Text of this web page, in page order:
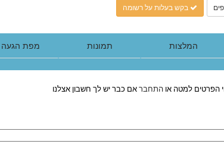
בקש בעלות על רשומה
המלצות תמונות מפת הגעה
הפרטים למטה או התחבראם כבר יש לך חשבון אצלנו